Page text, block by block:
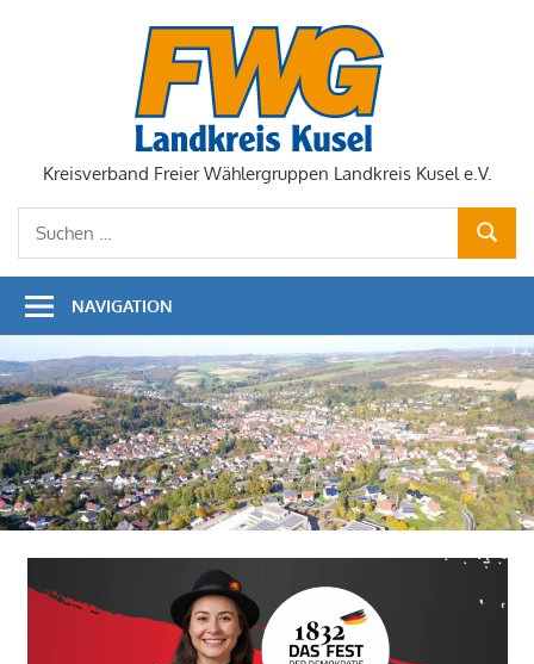
Kreisverband Freier Wählergruppen Landkreis Kusel e.V.
NAVIGATION